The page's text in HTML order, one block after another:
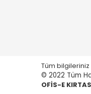
Tüm bilgileriniz
© 2022 Tüm
OFİS-E